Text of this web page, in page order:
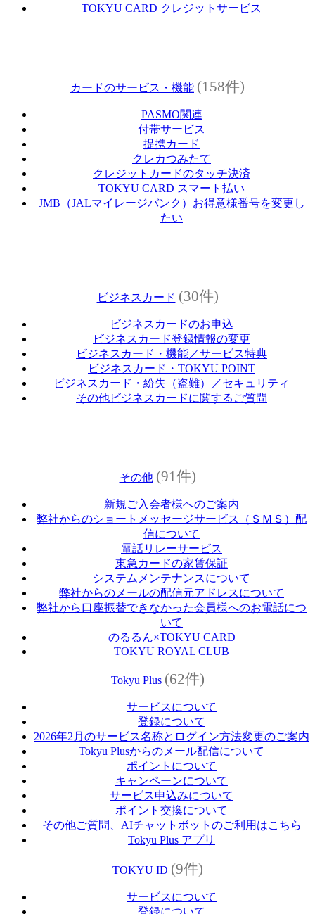
TOKYU CARD クレジットサービス
カードのサービス・機能 (158件)
PASMO関連
付帯サービス
提携カード
クレカつみたて
クレジットカードのタッチ決済
TOKYU CARD スマート払い
JMB（JALマイレージバンク）お得意様番号を変更し
たい
ビジネスカード (30件)
ビジネスカードのお申込
ビジネスカード登録情報の変更
ビジネスカード・機能／サービス特典
ビジネスカード・TOKYU POINT
ビジネスカード・紛失（盗難）／セキュリティ
その他ビジネスカードに関するご質問
その他 (91件)
新規ご入会者様へのご案内
弊社からのショートメッセージサービス（ＳＭＳ）配
信について
電話リレーサービス
東急カードの家賃保証
システムメンテナンスについて
弊社からのメールの配信元アドレスについて
弊社から口座振替できなかった会員様へのお電話につ
いて
のるるん×TOKYU CARD
TOKYU ROYAL CLUB
Tokyu Plus (62件)
サービスについて
登録について
2026年2月のサービス名称とログイン方法変更のご案内
Tokyu Plusからのメール配信について
ポイントについて
キャンペーンについて
サービス申込みについて
ポイント交換について
その他ご質問、AIチャットボットのご利用はこちら
Tokyu Plus アプリ
TOKYU ID (9件)
サービスについて
登録について